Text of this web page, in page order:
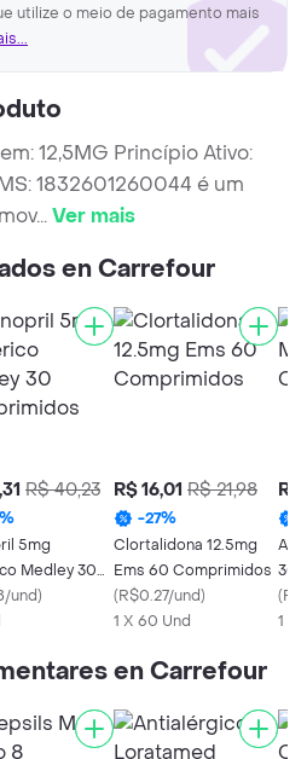
utilize o meio de pagamento mais
12,5MG Princípio Ativo:
1832601260044 é um
...Ver mais
en Carrefour
R$ 40,23
%
5mg
Medley 30
und)
R$ 16,01 R$ 21,98
-27%
Clortalidona 12.5mg
Ems 60 Comprimidos
(R$0.27/und)
1 X 60 Und
R$
30
(
1 X
en Carrefour